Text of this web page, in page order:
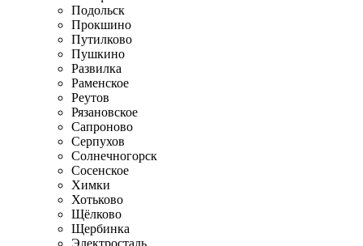
Подольск
Прокшино
Путилково
Пушкино
Развилка
Раменское
Реутов
Рязановское
Сапроново
Серпухов
Солнечногорск
Сосенское
Химки
Хотьково
Щёлково
Щербинка
Электросталь